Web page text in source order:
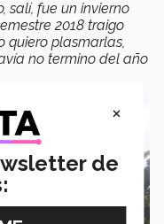
salí, fue un invierno
2018 traigo
quiero plasmarlas,
no termino del año
×
de